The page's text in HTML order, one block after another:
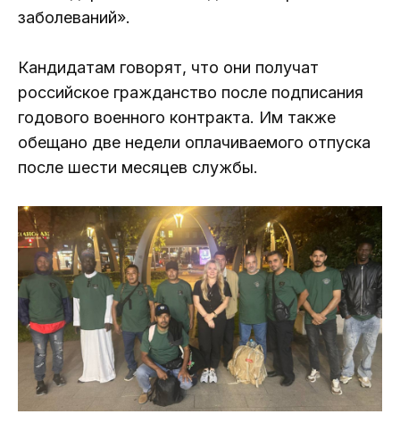
заболеваний».
Кандидатам говорят, что они получат
российское гражданство после подписания
годового военного контракта. Им также
обещано две недели оплачиваемого отпуска
после шести месяцев службы.